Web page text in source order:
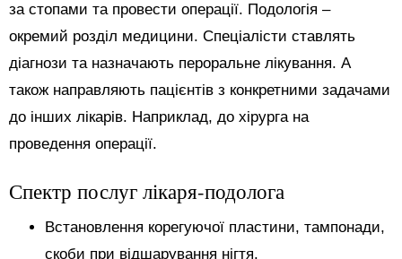
за стопами та провести операції. Подологія –
окремий розділ медицини. Спеціалісти ставлять
діагнози та назначають пероральне лікування. А
також направляють пацієнтів з конкретними задачами
до інших лікарів. Наприклад, до хірурга на
проведення операції.
Спектр послуг лікаря-подолога
Встановлення корегуючої пластини, тампонади,
скоби при відшарування нігтя.